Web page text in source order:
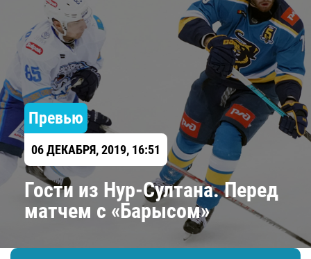
Превью
06 ДЕКАБРЯ, 2019, 16:51
Гости из Нур-Султана. Перед
матчем с «Барысом»